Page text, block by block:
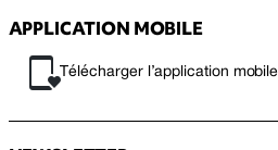
APPLICATION MOBILE
Télécharger l’application mobile